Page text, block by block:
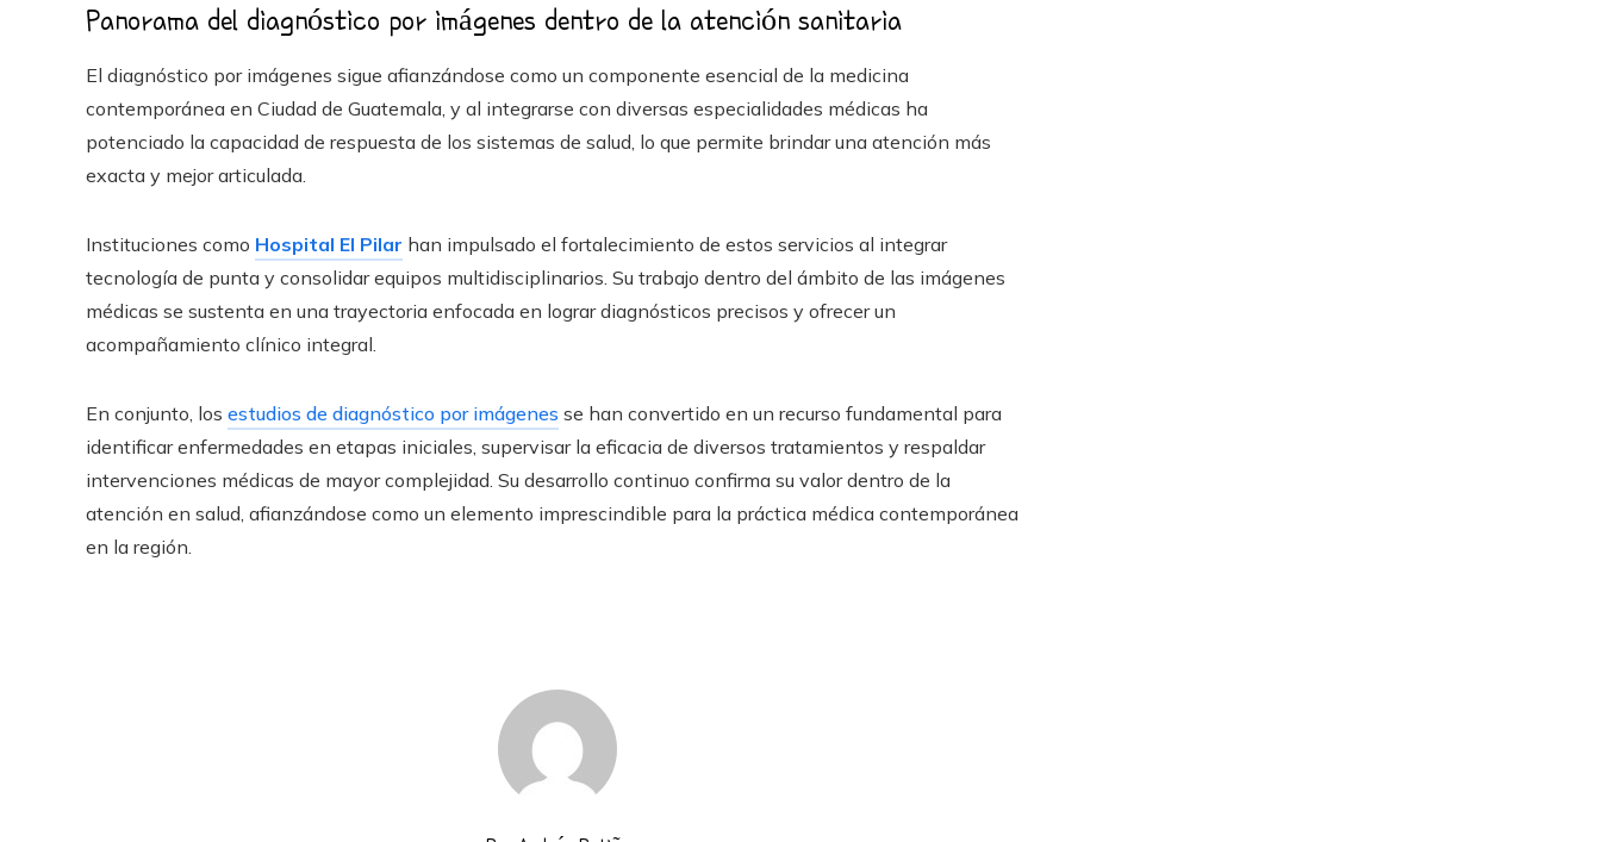
Panorama del diagnóstico por imágenes dentro de la atención sanitaria
El diagnóstico por imágenes sigue afianzándose como un componente esencial de la medicina
contemporánea en Ciudad de Guatemala, y al integrarse con diversas especialidades médicas ha
potenciado la capacidad de respuesta de los sistemas de salud, lo que permite brindar una atención más
exacta y mejor articulada.
Instituciones como Hospital El Pilar han impulsado el fortalecimiento de estos servicios al integrar
tecnología de punta y consolidar equipos multidisciplinarios. Su trabajo dentro del ámbito de las imágenes
médicas se sustenta en una trayectoria enfocada en lograr diagnósticos precisos y ofrecer un
acompañamiento clínico integral.
En conjunto, los estudios de diagnóstico por imágenes se han convertido en un recurso fundamental para
identificar enfermedades en etapas iniciales, supervisar la eficacia de diversos tratamientos y respaldar
intervenciones médicas de mayor complejidad. Su desarrollo continuo confirma su valor dentro de la
atención en salud, afianzándose como un elemento imprescindible para la práctica médica contemporánea
en la región.